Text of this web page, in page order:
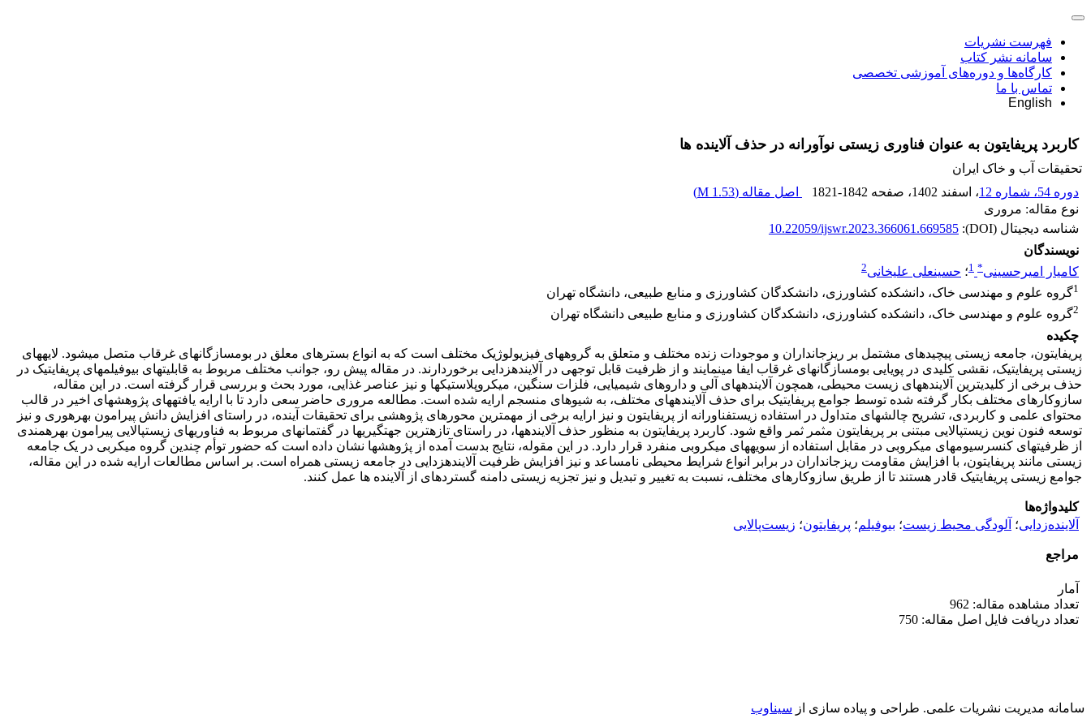
فهرست نشریات
سامانه نشر کتاب
کارگاه‌ها و دوره‌های آموزشی تخصصی
تماس با ما
English
کاربرد پریفایتون به عنوان فناوری زیستی نوآورانه در حذف آلاینده ها
تحقیقات آب و خاک ایران
دوره 54، شماره 12
، اسفند 1402 ، صفحه 1821-1842 اصل مقاله (1.53 M
)
نوع مقاله: مروری
شناسه دیجیتال (DOI):
10.22059/ijswr.2023.366061.669585
نویسندگان
کامیار امیرحسینی*
1؛ حسینعلی علیخانی2
1گروه علوم و مهندسی خاک، دانشکده کشاورزی، دانشکدگان کشاورزی و منابع طبیعی، دانشگاه تهران
2گروه علوم و مهندسی خاک، دانشکده کشاورزی، دانشکدگان کشاورزی و منابع طبیعی دانشگاه تهران
چکیده
پریفایتون، جامعه زیستی پیچیده­ای مشتمل بر ریزجانداران و موجودات زنده مختلف و متعلق به گروه­های فیزیولوژیک مختلف است که به انواع بسترهای معلق در بوم­سازگان­های غرقاب متصل می­شود. لایه­های
زیستی پریفایتیک، نقشی کلیدی در پویایی بوم­سازگان­های غرقاب ایفا می­نمایند و از ظرفیت قابل توجهی در آلاینده­زدایی برخوردارند. در مقاله پیش رو، جوانب مختلف مربوط به قابلیت­های بیوفیلم­های پریفایتیک در
حذف برخی از کلیدی­ترین آلاینده­های زیست محیطی، همچون آلاینده­های آلی و دارو­های شیمیایی، فلزات سنگین، میکروپلاستیک­ها و نیز عناصر غذایی، مورد بحث و بررسی قرار گرفته است. در این مقاله،
سازوکارهای مختلف بکار گرفته شده توسط جوامع پریفایتیک برای حذف آلاینده­های مختلف، به شیوه­ای منسجم ارایه شده است. مطالعه مروری حاضر سعی دارد تا با ارایه یافته­های پژوهش­های اخیر در قالب
محتوای علمی و کاربردی، تشریح چالش­های متداول در استفاده زیست­فناورانه از پریفایتون و نیز ارایه برخی از مهم­ترین محورهای پژوهشی برای تحقیقات آینده، در راستای افزایش دانش پیرامون بهره­وری و نیز
توسعه فنون نوین زیست­پالایی مبتنی بر پریفایتون مثمر ثمر واقع شود. کاربرد پریفایتون به منظور حذف آلاینده­ها، در راستای تازه­ترین جهت­گیری­ها در گفتمان­های مربوط به فناوری­های زیست­پالایی پیرامون بهره­مندی
از ظرفیت­های کنسرسیوم­های میکروبی در مقابل استفاده از سویه­های میکروبی منفرد قرار دارد. در این مقوله، نتایج بدست آمده از پژوهش­ها نشان داده است که حضور توأم چندین گروه میکربی در یک جامعه
زیستی مانند پریفایتون، با افزایش مقاومت ریزجانداران در برابر انواع شرایط محیطی نامساعد و نیز افزایش ظرفیت آلاینده­زدایی در جامعه زیستی همراه است. بر اساس مطالعات ارایه شده در این مقاله،
جوامع زیستی پریفایتیک قادر هستند تا از طریق سازوکارهای مختلف، نسبت به تغییر و تبدیل و نیز تجزیه زیستی دامنه گسترده­ای از آلاینده ­ها عمل کنند.
کلیدواژه‌ها
آلاینده‌زدایی؛ آلودگی محیط زیست؛ بیوفیلم؛ پریفایتون؛ زیست‌پالایی
مراجع
آمار
تعداد مشاهده مقاله: 962
تعداد دریافت فایل اصل مقاله: 750
سامانه مدیریت نشریات علمی. طراحی و پیاده سازی از سیناوب